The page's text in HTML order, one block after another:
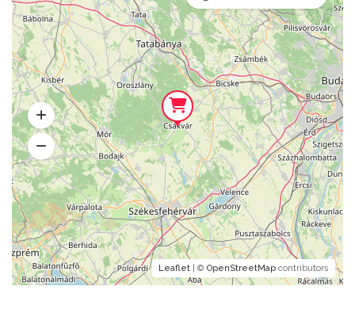
Leaflet | © OpenStreetMap contributors